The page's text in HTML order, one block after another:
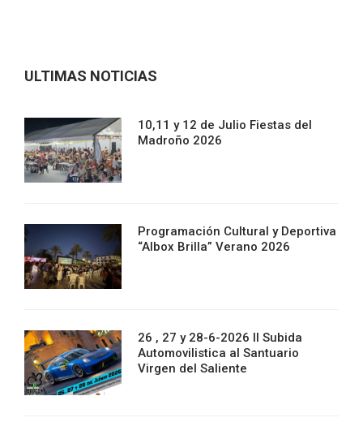
ULTIMAS NOTICIAS
10,11 y 12 de Julio Fiestas del
Madroño 2026
Programación Cultural y Deportiva
“Albox Brilla” Verano 2026
26 , 27 y 28-6-2026 II Subida
Automovilistica al Santuario
Virgen del Saliente